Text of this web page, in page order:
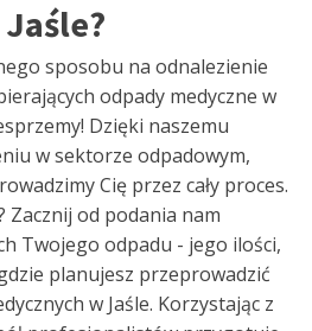
sposobu na odnalezienie
odpady medyczne w
Dzięki naszemu
w sektorze odpadowym,
Cię przez cały proces.
Zacznij od podania nam
Twojego odpadu - jego ilości,
planujesz przeprowadzić
w Jaśle. Korzystając z